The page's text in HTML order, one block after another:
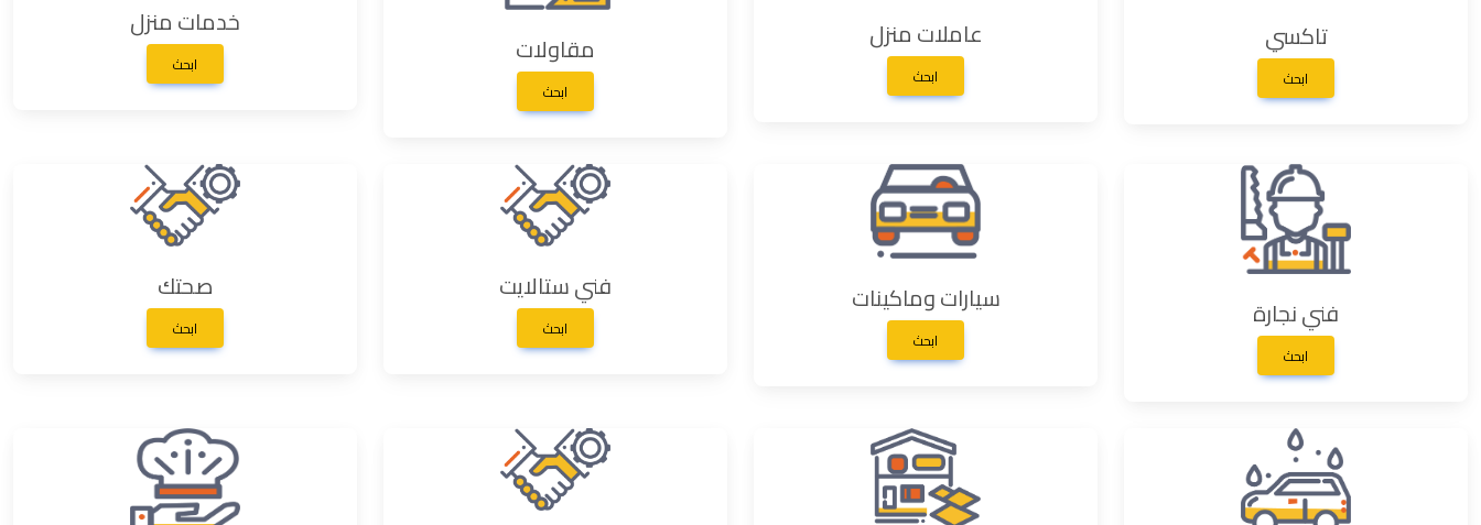
تاكسي
ابحث
عاملات منزل
ابحث
مقاولات
ابحث
خدمات منزل
ابحث
فني نجارة
ابحث
سيارات وماكينات
ابحث
فني ستالايت
ابحث
صحتك
ابحث